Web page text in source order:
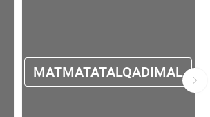
MATMATATALQADIMAL